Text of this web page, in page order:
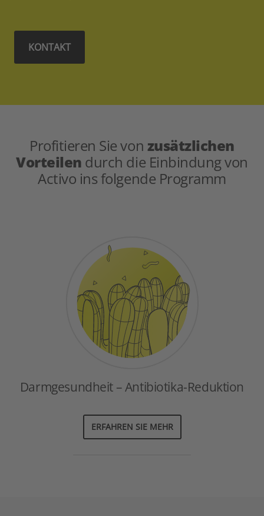
KONTAKT
Profitieren Sie von zusätzlichen
Vorteilen durch die Einbindung von
Activo ins folgende Programm
Darmgesundheit – Antibiotika-Reduktion
ERFAHREN SIE MEHR